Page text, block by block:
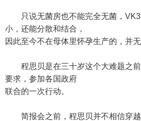
只说无菌房也不能完全无菌，
小，还能分散和结合，
因此至今不在母体里怀孕生产的，并无
程思贝是在三十岁这个大难题之前
要求，参加各国政府
联合的一次行动。
简报会之前，程思贝并不相信穿越